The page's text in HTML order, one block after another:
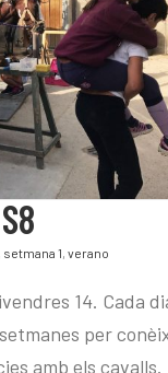
– S8
setmana 1, verano
14. Cada
per
amb els cavalls.